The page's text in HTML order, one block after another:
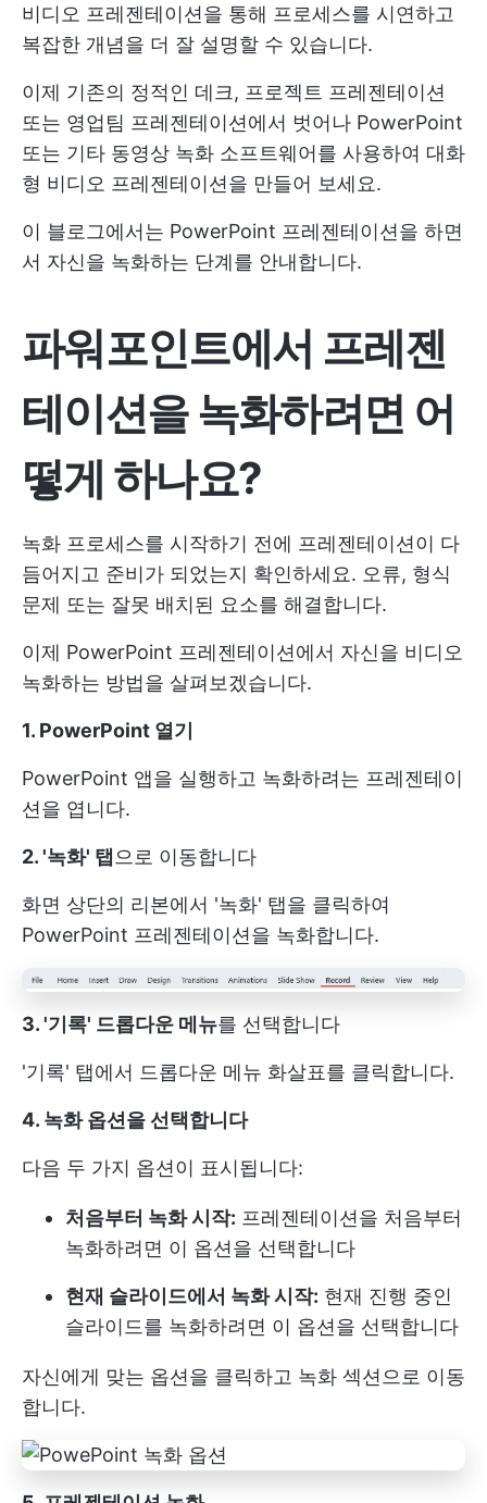
비디오 프레젠테이션을 통해 프로세스를 시연하고
복잡한 개념을 더 잘 설명할 수 있습니다.
이제 기존의 정적인 데크, 프로젝트 프레젠테이션
또는 영업팀 프레젠테이션에서 벗어나 PowerPoint
또는 기타 동영상 녹화 소프트웨어를 사용하여 대화
형 비디오 프레젠테이션을 만들어 보세요.
이 블로그에서는 PowerPoint 프레젠테이션을 하면
서 자신을 녹화하는 단계를 안내합니다.
파워포인트에서 프레젠
테이션을 녹화하려면 어
떻게 하나요?
녹화 프로세스를 시작하기 전에 프레젠테이션이 다
듬어지고 준비가 되었는지 확인하세요. 오류, 형식
문제 또는 잘못 배치된 요소를 해결합니다.
이제 PowerPoint 프레젠테이션에서 자신을 비디오
녹화하는 방법을 살펴보겠습니다.
1. PowerPoint 열기
PowerPoint 앱을 실행하고 녹화하려는 프레젠테이
션을 엽니다.
2. '녹화' 탭 으로 이동합니다
화면 상단의 리본에서 '녹화' 탭을 클릭하여
PowerPoint 프레젠테이션을 녹화합니다.
3. '기록' 드롭다운 메뉴를 선택합니다
'기록' 탭에서 드롭다운 메뉴 화살표를 클릭합니다.
4. 녹화 옵션을 선택합니다
다음 두 가지 옵션이 표시됩니다:
처음부터 녹화 시작: 프레젠테이션을 처음부터
녹화하려면 이 옵션을 선택합니다
현재 슬라이드에서 녹화 시작: 현재 진행 중인
슬라이드를 녹화하려면 이 옵션을 선택합니다
자신에게 맞는 옵션을 클릭하고 녹화 섹션으로 이동
합니다.